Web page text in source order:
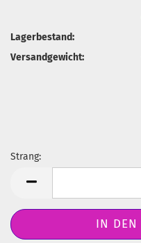
Lagerbestand:
Versandgewicht:
Strang: